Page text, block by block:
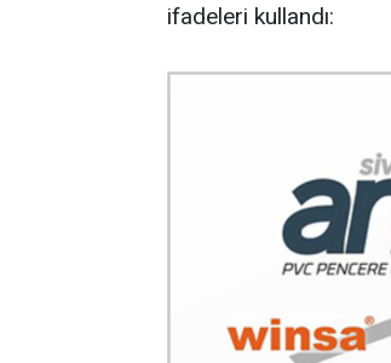
ifadeleri kullandı: